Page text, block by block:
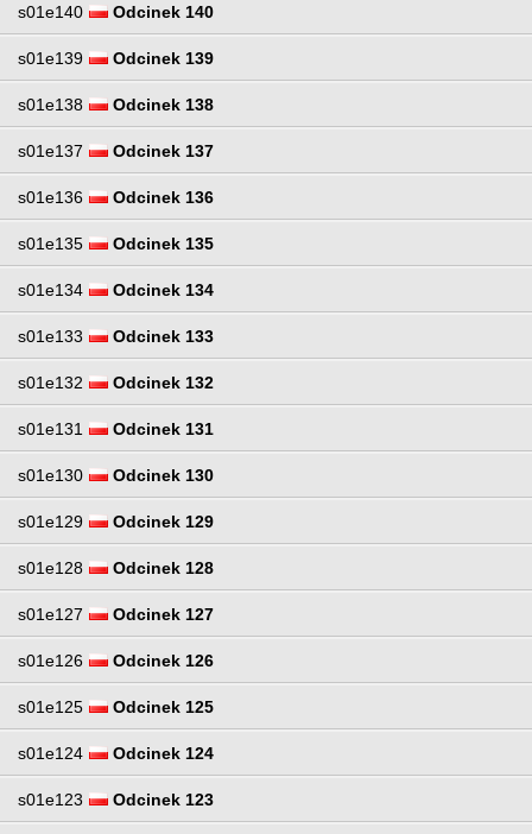
s01e140 Odcinek 140
s01e139 Odcinek 139
s01e138 Odcinek 138
s01e137 Odcinek 137
s01e136 Odcinek 136
s01e135 Odcinek 135
s01e134 Odcinek 134
s01e133 Odcinek 133
s01e132 Odcinek 132
s01e131 Odcinek 131
s01e130 Odcinek 130
s01e129 Odcinek 129
s01e128 Odcinek 128
s01e127 Odcinek 127
s01e126 Odcinek 126
s01e125 Odcinek 125
s01e124 Odcinek 124
s01e123 Odcinek 123